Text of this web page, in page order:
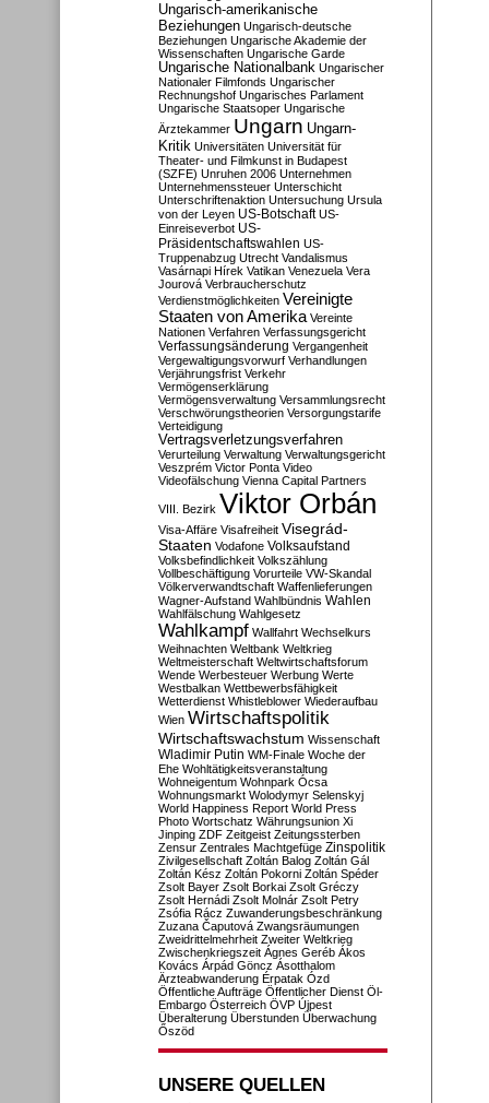
Ungarisch-amerikanische
Beziehungen Ungarisch-deutsche
Beziehungen Ungarische Akademie der
Wissenschaften Ungarische Garde
Ungarische Nationalbank Ungarischer
Nationaler Filmfonds Ungarischer
Rechnungshof Ungarisches Parlament
Ungarische Staatsoper Ungarische
Ärztekammer Ungarn Ungarn-
Kritik Universitäten Universität für
Theater- und Filmkunst in Budapest
(SZFE) Unruhen 2006 Unternehmen
Unternehmenssteuer Unterschicht
Unterschriftenaktion Untersuchung Ursula
von der Leyen US-Botschaft US-
Einreiseverbot US-
Präsidentschaftswahlen US-
Truppenabzug Utrecht Vandalismus
Vasárnapi Hírek Vatikan Venezuela Vera
Jourová Verbraucherschutz
Verdienstmöglichkeiten Vereinigte
Staaten von Amerika Vereinte
Nationen Verfahren Verfassungsgericht
Verfassungsänderung Vergangenheit
Vergewaltigungsvorwurf Verhandlungen
Verjährungsfrist Verkehr
Vermögenserklärung
Vermögensverwaltung Versammlungsrecht
Verschwörungstheorien Versorgungstarife
Verteidigung
Vertragsverletzungsverfahren
Verurteilung Verwaltung Verwaltungsgericht
Veszprém Victor Ponta Video
Videofälschung Vienna Capital Partners
VIII. Bezirk Viktor Orbán
Visa-Affäre Visafreiheit Visegrád-
Staaten Vodafone Volksaufstand
Volksbefindlichkeit Volkszählung
Vollbeschäftigung Vorurteile VW-Skandal
Völkerverwandtschaft Waffenlieferungen
Wagner-Aufstand Wahlbündnis Wahlen
Wahlfälschung Wahlgesetz
Wahlkampf Wallfahrt Wechselkurs
Weihnachten Weltbank Weltkrieg
Weltmeisterschaft Weltwirtschaftsforum
Wende Werbesteuer Werbung Werte
Westbalkan Wettbewerbsfähigkeit
Wetterdienst Whistleblower Wiederaufbau
Wien Wirtschaftspolitik
Wirtschaftswachstum Wissenschaft
Wladimir Putin WM-Finale Woche der
Ehe Wohltätigkeitsveranstaltung
Wohneigentum Wohnpark Ócsa
Wohnungsmarkt Wolodymyr Selenskyj
World Happiness Report World Press
Photo Wortschatz Währungsunion Xi
Jinping ZDF Zeitgeist Zeitungssterben
Zensur Zentrales Machtgefüge Zinspolitik
Zivilgesellschaft Zoltán Balog Zoltán Gál
Zoltán Kész Zoltán Pokorni Zoltán Spéder
Zsolt Bayer Zsolt Borkai Zsolt Gréczy
Zsolt Hernádi Zsolt Molnár Zsolt Petry
Zsófia Rácz Zuwanderungsbeschränkung
Zuzana Čaputová Zwangsräumungen
Zweidrittelmehrheit Zweiter Weltkrieg
Zwischenkriegszeit Ágnes Geréb Ákos
Kovács Árpád Göncz Ásotthalom
Ärzteabwanderung Érpatak Ózd
Öffentliche Aufträge Öffentlicher Dienst Öl-
Embargo Österreich ÖVP Újpest
Überalterung Überstunden Überwachung
Őszöd
UNSERE QUELLEN